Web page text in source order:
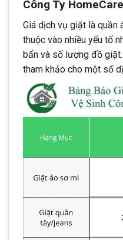
Công Ty
Giá dịch vụ giặt là quần
thuộc vào nhiều yếu tố
bẩn và số lượng đồ
tham khảo cho một số